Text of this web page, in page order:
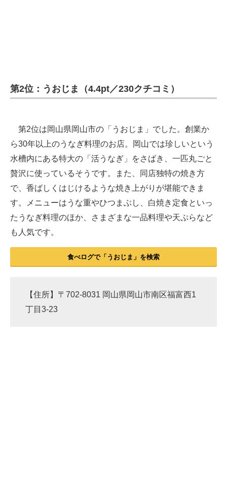
第2位：うおじま（4.4pt／230クチコミ）
第2位は岡山県岡山市の「うおじま」でした。創業か
ら30年以上のうなぎ料理のお店。岡山では珍しいという
水槽内にある特大の「活うなぎ」をさばき、一匹丸ごと
贅沢に使っているそうです。また、同店独特の焼き方
で、香ばしくはじけるような焼き上がりが堪能できま
す。メニューはうな重やひつまぶし、白焼き定食といっ
たうなぎ料理のほか、さまざまな一品料理や天ぷらなど
も人気です。
食べログで「うおじま」を検索
【住所】〒702-8031 岡山県岡山市南区福富西1
丁目3-23